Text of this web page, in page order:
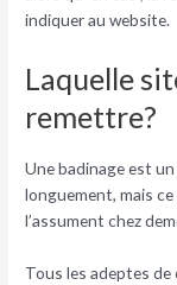
indiquer au website.
Laquelle
remettre?
Une badinage est
longuement, mais
l’assument chez
Tous les adeptes